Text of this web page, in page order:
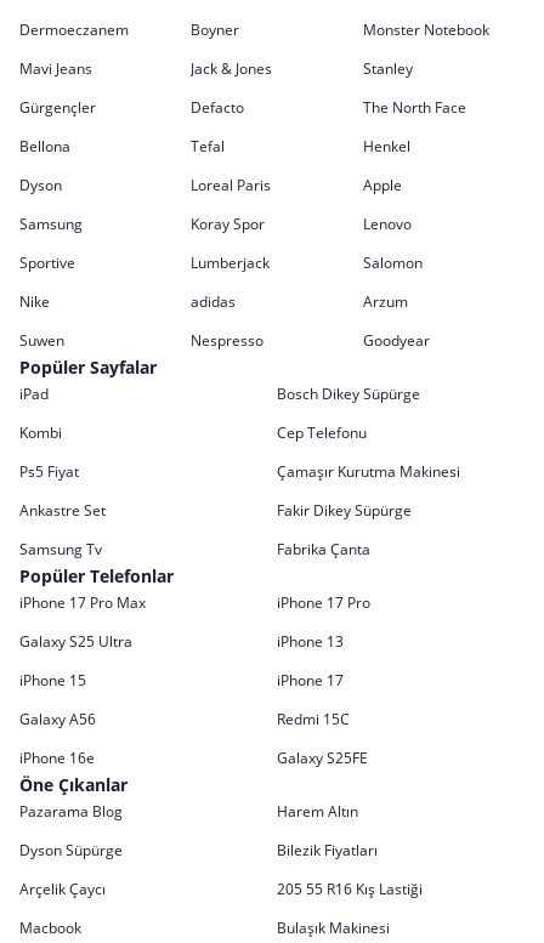
Dermoeczanem
Boyner
Monster Notebook
Mavi Jeans
Jack & Jones
Stanley
Gürgençler
Defacto
The North Face
Bellona
Tefal
Henkel
Dyson
Loreal Paris
Apple
Samsung
Koray Spor
Lenovo
Sportive
Lumberjack
Salomon
Nike
adidas
Arzum
Suwen
Nespresso Goodyear
Popüler Sayfalar
iPad
Bosch Dikey Süpürge
Kombi
Cep Telefonu
Ps5 Fiyat
Çamaşır Kurutma Makinesi
Ankastre Set
Fakir Dikey Süpürge
Samsung Tv
Fabrika Çanta
Popüler Telefonlar
iPhone 17 Pro Max
iPhone 17 Pro
Galaxy S25 Ultra
iPhone 13
iPhone 15
iPhone 17
Galaxy A56
Redmi 15C
iPhone 16e
Galaxy S25FE
Öne Çıkanlar
Pazarama Blog
Harem Altın
Dyson Süpürge
Bilezik Fiyatları
Arçelik Çaycı
205 55 R16 Kış Lastiği
Macbook
Bulaşık Makinesi